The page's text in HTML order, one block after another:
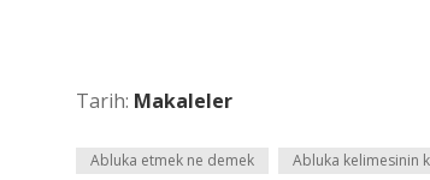
Tarih: Makaleler
Abluka etmek ne demek Abluka kelimesinin